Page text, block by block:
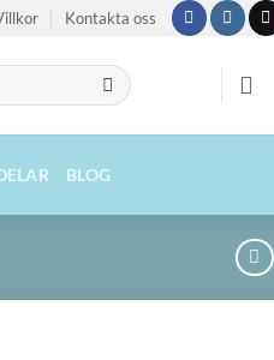
Kontakta oss
BLOG